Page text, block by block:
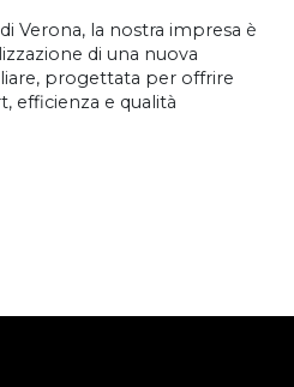
Verona, la nostra impresa è
di una nuova
progettata per offrire
efficienza e qualità